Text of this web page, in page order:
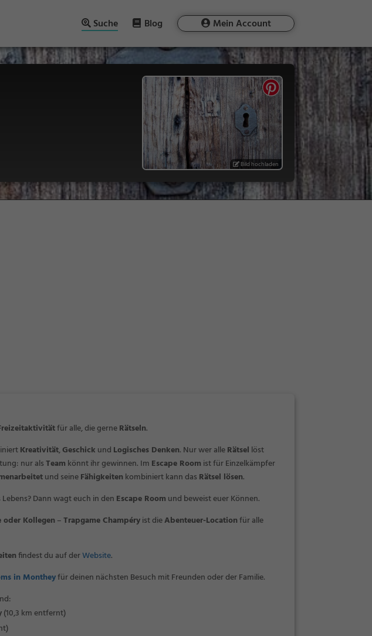
Suche Blog Mein Account
Bild hochladen
für alle, die gerneRätseln.
Kreativität,Geschick und Logisches Denken. Nur wer alleRätsel löst
nur alsTeam könnt ihr gewinnen. Im Escape Room ist für Einzelkämpfer
und seineFähigkeiten kombiniert kann das Rätsel lösen.
Lebens? Dann wagt euch in den Escape Room und beweist euer Können.
oder Kollegen –Trapgame Champéryist dieAbenteuer-Locationfür alle
findest du auf derWebsite.
in Montheyfür deinen nächsten Besuch mit Freunden oder der Familie.
(10,3 km entfernt)